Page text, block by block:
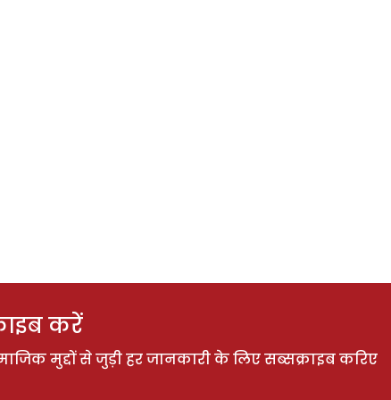
करें
मुद्दों से जुड़ी हर जानकारी के लिए सब्सक्राइब करिए